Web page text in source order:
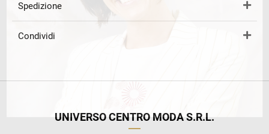
Spedizione
Condividi
UNIVERSO CENTRO MODA S.R.L.